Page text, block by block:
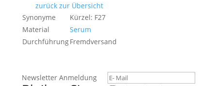
zurück zur Übersicht
Synonyme
Kürzel: F27
Material
Serum
DurchführungFremdversand
Newsletter Anmeldung